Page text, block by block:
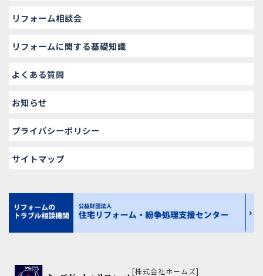
リフォーム相談会
リフォームに関する基礎知識
よくある質問
お知らせ
プライバシーポリシー
サイトマップ
[株式会社ホームズ]